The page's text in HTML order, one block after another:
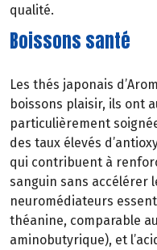
qualité.
Boissons santé
Les thés japonais
boissons plaisir, ils ont
particulièrement
des taux élevés
qui contribuent à
sanguin sans accélérer
neuromédiateurs
théanine, comparable
aminobutyrique), et